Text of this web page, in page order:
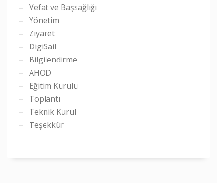
Vefat ve Başsağlığı
Yönetim
Ziyaret
DigiSail
Bilgilendirme
AHOD
Eğitim Kurulu
Toplantı
Teknik Kurul
Teşekkür